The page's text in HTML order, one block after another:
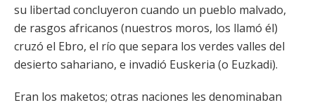
su libertad concluyeron cuando un pueblo malvado,
de rasgos africanos (nuestros moros, los llamó él)
cruzó el Ebro, el río que separa los verdes valles del
desierto sahariano, e invadió Euskeria (o Euzkadi).
Eran los maketos; otras naciones les denominaban